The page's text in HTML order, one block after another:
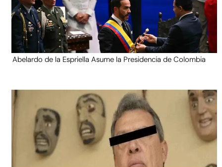
Abelardo de la Espriella Asume la Presidencia de Colombia